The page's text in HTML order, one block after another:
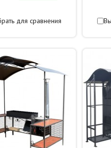
для сравнения